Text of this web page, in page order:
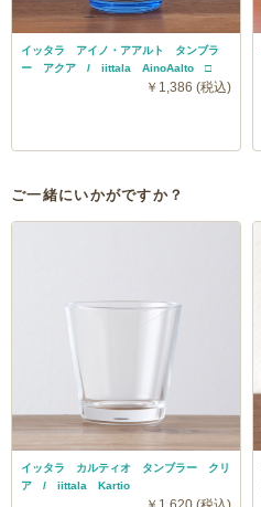
イッタラ アイノ・アアルト タンブラ
ー アクア / iittala AinoAalto □
￥1,386 (税込)
ご一緒にいかがですか？
イッタラ カルティオ タンブラー クリ
ア / iittala Kartio